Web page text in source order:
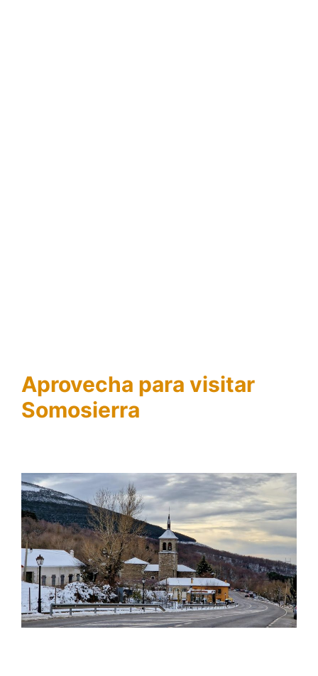
Aprovecha para visitar
Somosierra